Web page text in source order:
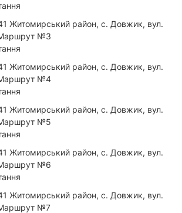
Житомирський район, с. Довжик, вул.
Маршрут №3
Житомирський район, с. Довжик, вул.
Маршрут №4
Житомирський район, с. Довжик, вул.
Маршрут №5
Житомирський район, с. Довжик, вул.
Маршрут №6
Житомирський район, с. Довжик, вул.
Маршрут №7